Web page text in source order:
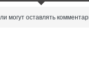
могут оставлять